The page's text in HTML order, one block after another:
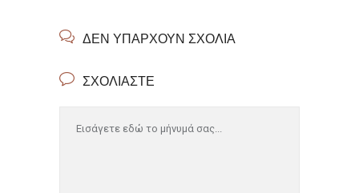
ΔΕΝ ΥΠΆΡΧΟΥΝ ΣΧΌΛΙΑ
ΣΧΟΛΙΆΣΤΕ